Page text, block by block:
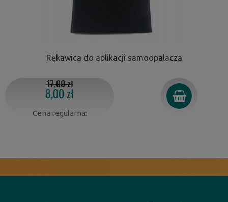
Rękawica do aplikacji samoopalacza
8,00 zł
Cena regularna:
17,00 zł